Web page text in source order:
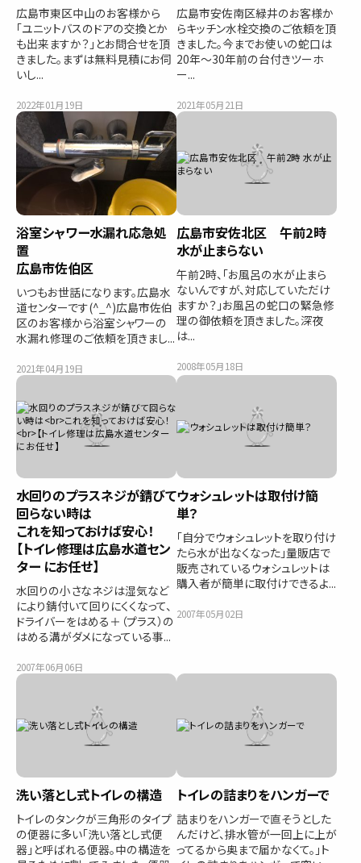
広島市東区中山のお客様から
「ユニットバスのドアの交換とか
も出来ますか？」とお問合せを頂
きました。まずは無料見積にお伺
いし...
2022年01月19日
広島市安佐南区緑井のお客様か
らキッチン水栓交換のご依頼を頂
きました。今までお使いの蛇口は
20年～30年前の台付きツーホ
ー...
2021年05月21日
浴室シャワー水漏れ応急処
置
広島市佐伯区
いつもお世話になります。広島水
道センターです(^_^)広島市佐伯
区のお客様から浴室シャワーの
水漏れ修理のご依頼を頂きまし...
2021年04月19日
広島市安佐北区 午前2時
水が止まらない
午前2時、「お風呂の水が止まら
ないんですが、対応していただけ
ますか？」お風呂の蛇口の緊急修
理の御依頼を頂きました。深夜
は...
2008年05月18日
水回りのプラスネジが錆びて
回らない時は
これを知っておけば安心！
【トイレ修理は広島水道セン
ター にお任せ】
水回りの小さなネジは湿気など
により錆付いて回りにくくなって、
ドライバーをはめる＋（プラス）の
はめる溝がダメになっている事...
2007年06月06日
ウォシュレットは取付け簡
単？
「自分でウォシュレットを取り付け
たら水が出なくなった」量販店で
販売されているウォシュレットは
購入者が簡単に取付けできるよ...
2007年05月02日
洗い落とし式トイレの構造
トイレのタンクが三角形のタイプ
の便器に多い「洗い落とし式便
器」と呼ばれる便器。中の構造を
トイレの詰まりをハンガーで
詰まりをハンガーで直そうとした
んだけど、排水管が一回上に上が
ってるから奥まで届かなくて。」ト